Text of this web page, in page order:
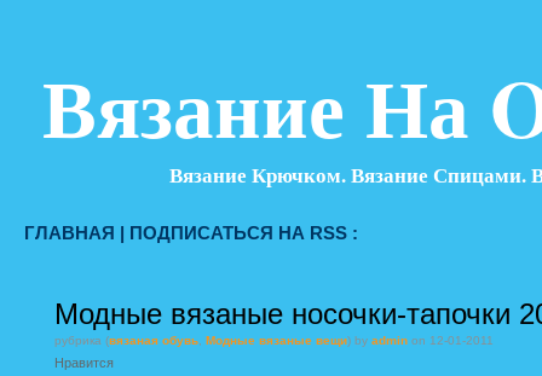
Вязание На
Вязание Крючком. Вязание
ГЛАВНАЯ | ПОДПИСАТЬСЯ НА RSS :
Модные вязаные носочки-тапочки
рубрика (вязаная обувь Модные вязаные вещи) by admin on 12-01-2011
Нравится